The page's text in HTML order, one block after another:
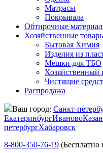
Матрасы
Покрывала
Обтирочные
Хозяйственные
Бытовая Химия
Изделия из
Мешки для ТБО
Хозяйственный
Чистящие
Распродажа
Ваш город: Санкт-
ЕкатеринбургИваново
петербургХабаровск
8-800-350-76-19